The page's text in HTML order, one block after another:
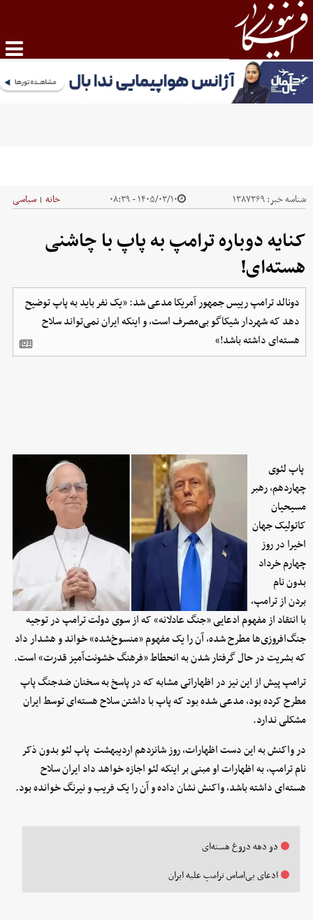
شناسه خبر:۱۳۸۷۳۶۹ ۱۴۰۵/۰۳/۱۰ - ۰۸:۳۹ خانه | سیاسی
کنایه دوباره ترامپ به پاپ با چاشنی
هسته‌ای!
دونالد ترامپ رییس جمهور آمریکا مدعی شد: «یک نفر باید به پاپ توضیح
دهد که شهردار شیکاگو بی‌مصرف است، و اینکه ایران نمی‌تواند سلاح
هسته‌ای داشته باشد!»
پاپ لئوی
چهاردهم، رهبر
مسیحیان
کاتولیک‌ جهان
اخیرا در روز
چهارم خرداد
بدون نام
بردن از ترامپ،
با انتقاد از مفهوم ادعایی «جنگ عادلانه» که از سوی دولت ترامپ در توجیه
جنگ‌افروزی‌ها مطرح شده، آن را یک مفهوم «منسوخ‌شده» خواند و هشدار داد
که بشریت در حال گرفتار شدن به انحطاط «فرهنگ خشونت‌آمیز قدرت» است.
ترامپ پیش از این نیز در اظهاراتی مشابه که در پاسخ به سخنان ضدجنگ پاپ
مطرح کرده بود، مدعی شده بود که پاپ با داشتن سلاح هسته‌ای توسط ایران
مشکلی ندارد.
در واکنش به این دست اظهارات، روز شانزدهم اردیبهشت پاپ لئو بدون ذکر
نام ترامپ، به اظهارات او مبنی بر اینکه لئو اجازه خواهد داد ایران سلاح
هسته‌ای داشته باشد، واکنش نشان داده و آن را یک فریب و نیرنگ خوانده بود.
دو دهه دروغ هسته‌ای
ادعای بی‌اساس ترامپ علیه ایران